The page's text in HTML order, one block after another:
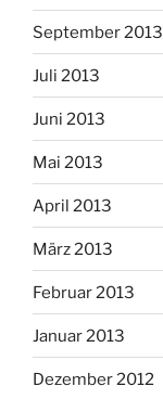
September 2013
Juli 2013
Juni 2013
Mai 2013
April 2013
März 2013
Februar 2013
Januar 2013
Dezember 2012